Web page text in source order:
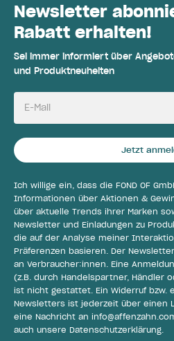
Newsletter
Rabatt erhalten!
Sei immer informiert über
und Produktneuheiten
E-Mail
Jetzt
Ich willige ein, dass die FOND OF
Informationen über Aktionen &
über aktuelle Trends ihrer Marken
Newsletter und Einladungen zu
die auf der Analyse meiner
Präferenzen basieren. Der
an Verbraucher:innen. Eine
(z.B. durch Handelspartner, Händler
ist nicht gestattet. Ein Widerruf bzw.
Newsletters ist jederzeit über einen
eine Nachricht an
auch unsere Datenschutzerklärung.